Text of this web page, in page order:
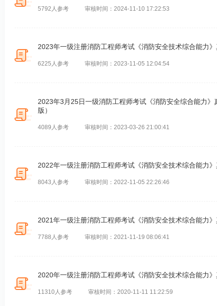
5792人参考 审核时间：2024-11-10 17:22:53
2023年一级注册消防工程师考试《消防安全技术综合能力
6225人参考 审核时间：2023-11-05 12:04:54
2023年3月25日一级消防工程师考试《消防安全综合能力
版）
4089人参考 审核时间：2023-03-26 21:00:41
2022年一级注册消防工程师考试《消防安全技术综合能力
8043人参考 审核时间：2022-11-05 22:26:46
2021年一级注册消防工程师考试《消防安全技术综合能力
7788人参考 审核时间：2021-11-19 08:06:41
2020年一级注册消防工程师考试《消防安全技术综合能力
11310人参考 审核时间：2020-11-11 11:22:59